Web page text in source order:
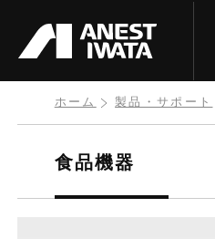
ホーム 製品・サポート
食品機器